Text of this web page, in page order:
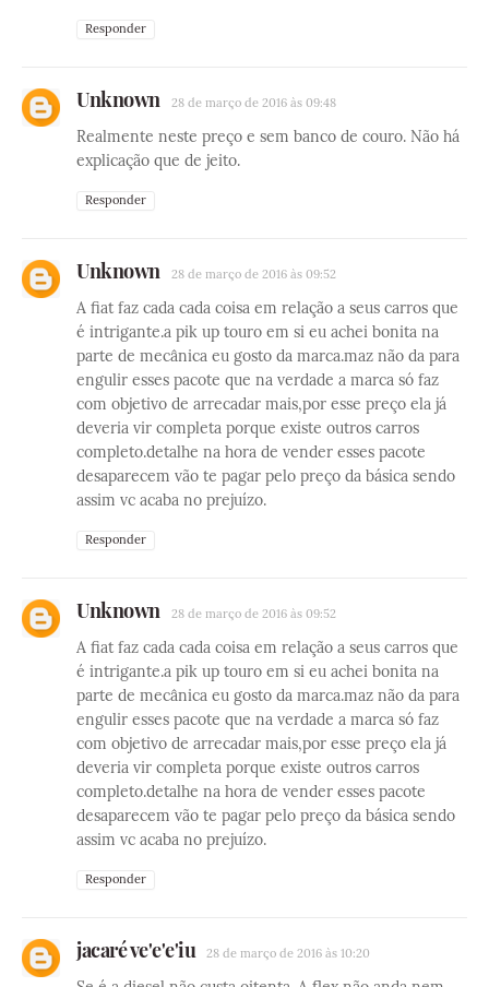
Responder
Unknown 28 de março de 2016 às 09:48
Realmente neste preço e sem banco de couro. Não há
explicação que de jeito.
Responder
Unknown 28 de março de 2016 às 09:52
A fiat faz cada cada coisa em relação a seus carros que
é intrigante.a pik up touro em si eu achei bonita na
parte de mecânica eu gosto da marca.maz não da para
engulir esses pacote que na verdade a marca só faz
com objetivo de arrecadar mais,por esse preço ela já
deveria vir completa porque existe outros carros
completo.detalhe na hora de vender esses pacote
desaparecem vão te pagar pelo preço da básica sendo
assim vc acaba no prejuízo.
Responder
Unknown 28 de março de 2016 às 09:52
A fiat faz cada cada coisa em relação a seus carros que
é intrigante.a pik up touro em si eu achei bonita na
parte de mecânica eu gosto da marca.maz não da para
engulir esses pacote que na verdade a marca só faz
com objetivo de arrecadar mais,por esse preço ela já
deveria vir completa porque existe outros carros
completo.detalhe na hora de vender esses pacote
desaparecem vão te pagar pelo preço da básica sendo
assim vc acaba no prejuízo.
Responder
jacaré ve'e'e'iu 28 de março de 2016 às 10:20